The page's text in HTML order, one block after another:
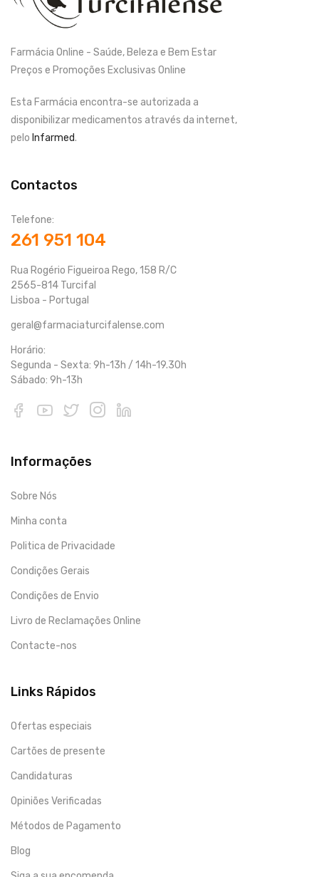
Farmácia Online - Saúde, Beleza e Bem Estar
Preços e Promoções Exclusivas Online
Esta Farmácia encontra-se autorizada a
disponibilizar medicamentos através da internet,
pelo Infarmed.
Contactos
Telefone:
261 951 104
Rua Rogério Figueiroa Rego, 158 R/C
2565-814 Turcifal
Lisboa - Portugal
geral@farmaciaturcifalense.com
Horário:
Segunda - Sexta: 9h-13h / 14h-19.30h
Sábado: 9h-13h
Informações
Sobre Nós
Minha conta
Politica de Privacidade
Condições Gerais
Condições de Envio
Livro de Reclamações Online
Contacte-nos
Links Rápidos
Ofertas especiais
Cartões de presente
Candidaturas
Opiniões Verificadas
Métodos de Pagamento
Blog